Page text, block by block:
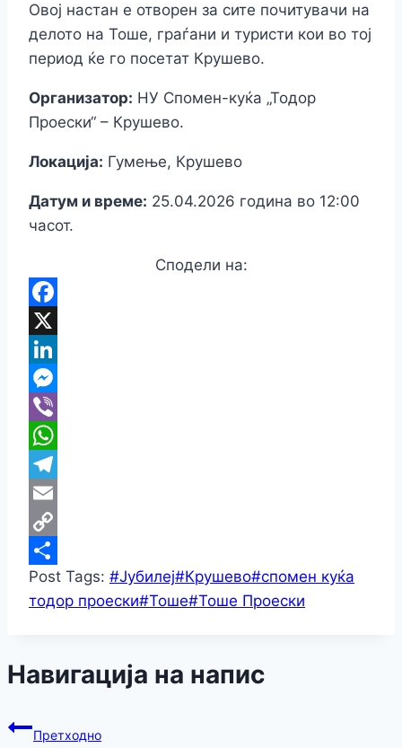
Овој настан е отворен за сите почитувачи на
делото на Тоше, граѓани и туристи кои во тој
период ќе го посетат Крушево.
Организатор: НУ Спомен-куќа „Тодор
Проески“ – Крушево.
Локација: Гумење, Крушево
Датум и време: 25.04.2026 година во 12:00
часот.
Сподели на:
Link
Share
Post Tags: #Јубилеј#Крушево#спомен куќа
тодор проески#Тоше#Тоше Проески
Навигација на напис
Претходно